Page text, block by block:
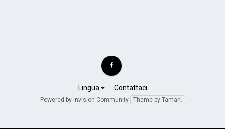
Lingua Contattaci
Powered by Invision Community Theme by Taman.